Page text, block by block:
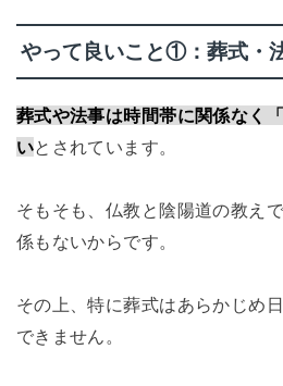
やって良いこと①：葬式・
葬式や法事は時間帯に関係なく
いとされています。
そもそも、仏教と陰陽道の教え
係もないからです。
その上、特に葬式はあらかじめ
できません。